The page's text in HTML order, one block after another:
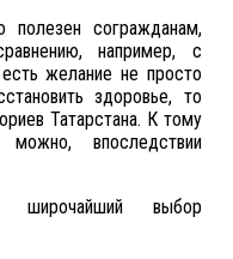
полезен согражданам,
например, с
желание не просто
здоровье, то
Татарстана. К тому
впоследствии
широчайший выбор